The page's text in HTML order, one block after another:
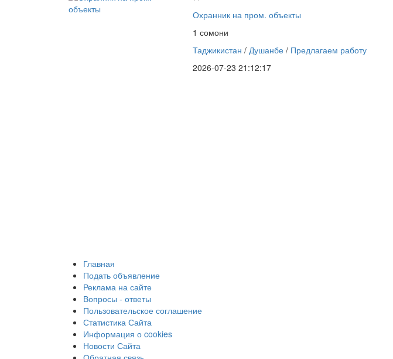
Охранник на пром. объекты
1 сомони
Таджикистан / Душанбе/ Предлагаем работу
2026-07-23 21:12:17
Главная
Подать объявление
Реклама на сайте
Вопросы - ответы
Пользовательское соглашение
Статистика Сайта
Информация о cookies
Новости Сайта